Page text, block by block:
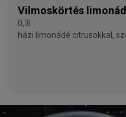
Vilmoskörtés
0,3l
házi limonádé citrusokkal,